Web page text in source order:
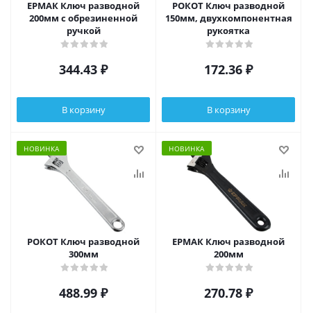
ЕРМАК Ключ разводной
200мм с обрезиненной
ручкой
344.43 ₽
В корзину
РОКОТ Ключ разводной
150мм, двухкомпонентная
рукоятка
172.36 ₽
В корзину
НОВИНКА
РОКОТ Ключ разводной
300мм
488.99 ₽
НОВИНКА
ЕРМАК Ключ разводной
200мм
270.78 ₽